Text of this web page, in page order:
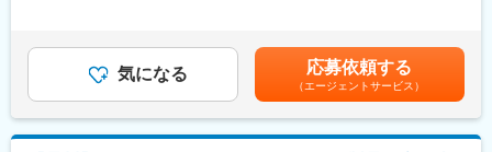
割として、高い責任感を持ち、検査室の検査の質や生産性向上に
貢献いただく業務です。
■キャリアパス
支店エリアのカスタマーサポートグループマネージャーや、本社
事業創出本部の配属となり、レポートラインは事業創出本部長
（50代、日本人男性 、外資系製薬大手のマーケットアクセス、外
部渉外、事業開発部門等のご経験）になります。
みます。
す。月給(月額)は固定手当を含めた表記です。
気になる 応募依頼する
（エージェントサービス）